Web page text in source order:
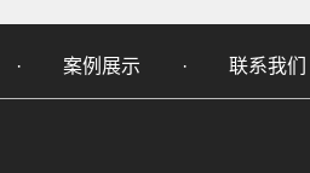
· 案例展示 · 联系我们